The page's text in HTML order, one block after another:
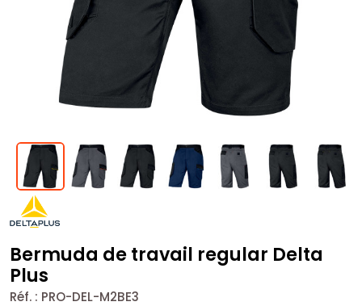
Bermuda de travail regular Delta
Plus
Réf. : PRO-DEL-M2BE3